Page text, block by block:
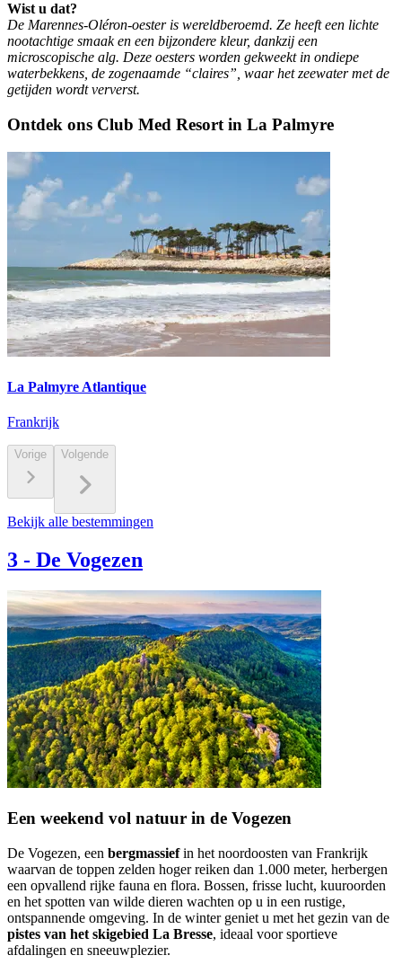
Wist u dat?
De Marennes-Oléron-oester is wereldberoemd. Ze heeft een lichte
nootachtige smaak en een bijzondere kleur, dankzij een
microscopische alg. Deze oesters worden gekweekt in ondiepe
waterbekkens, de zogenaamde “claires”, waar het zeewater met de
getijden wordt ververst.
Ontdek ons Club Med Resort in La Palmyre
La Palmyre Atlantique
Frankrijk
Vorige Volgende
Bekijk alle bestemmingen
3 - De Vogezen
Een weekend vol natuur in de Vogezen
De Vogezen, een bergmassiefin het noordoosten van Frankrijk
waarvan de toppen zelden hoger reiken dan 1.000 meter, herbergen
een opvallend rijke fauna en flora. Bossen, frisse lucht, kuuroorden
en het spotten van wilde dieren wachten op u in een rustige,
ontspannende omgeving. In de winter geniet u met het gezin van de
pistes van het skigebied La Bresse, ideaal voor sportieve
afdalingen en sneeuwplezier.